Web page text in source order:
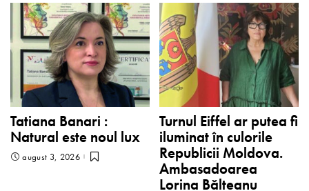
Tatiana Banari :
Natural este noul lux
august 3, 2026
Turnul Eiffel ar putea fi
iluminat în culorile
Republicii Moldova.
Ambasadoarea
Lorina Bălteanu